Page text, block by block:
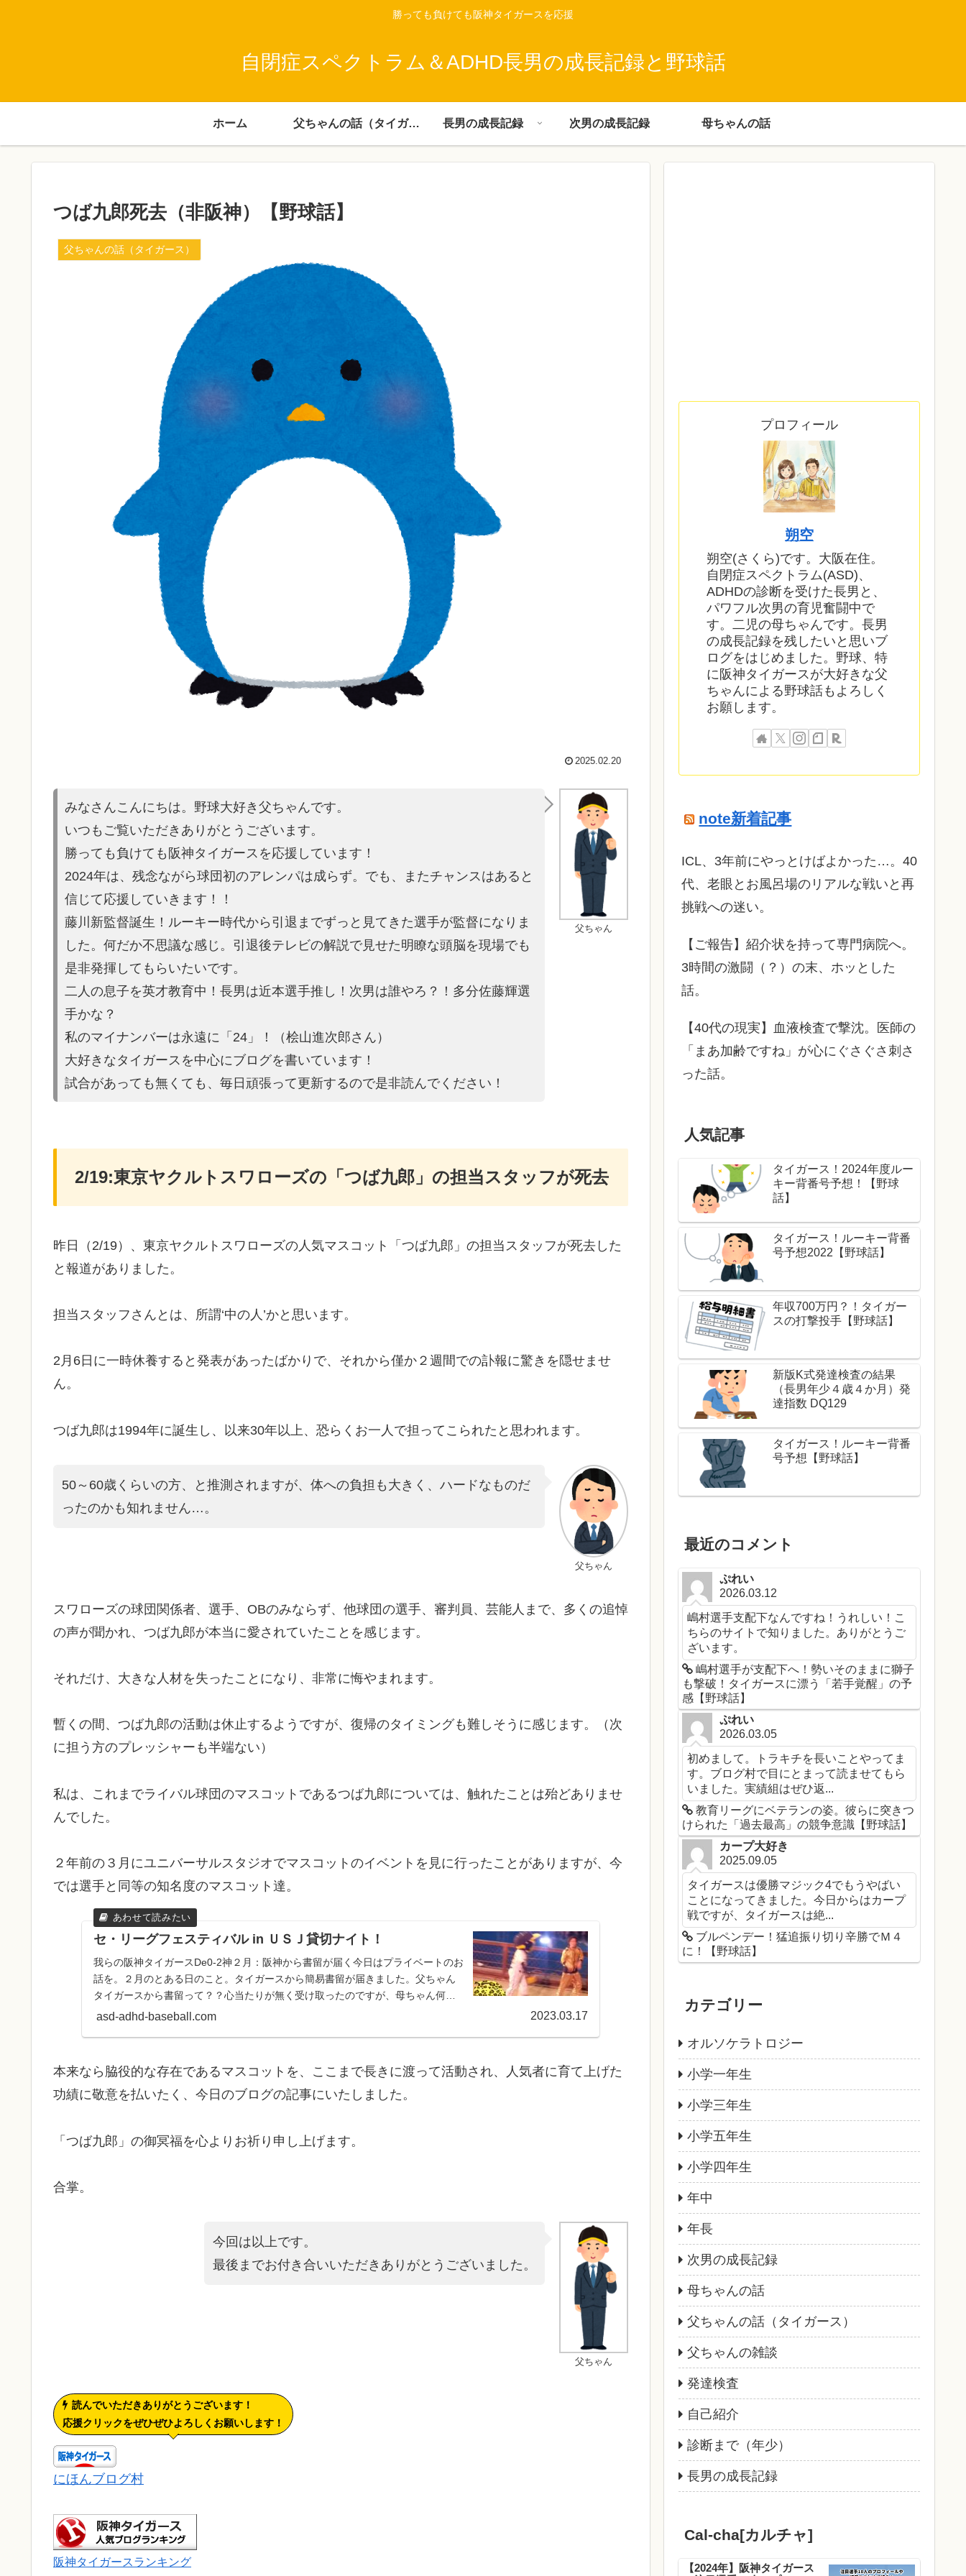
勝っても負けても阪神タイガースを応援
自閉症スペクトラム＆ADHD長男の成長記録と野球話
ホーム 父ちゃんの話（タイガース） 長男の成長記録 次男の成長記録 母ちゃんの話
つば九郎死去（非阪神）【野球話】
父ちゃんの話（タイガース）
2025.02.20
父ちゃん
みなさんこんにちは。野球大好き父ちゃんです。
いつもご覧いただきありがとうございます。
勝っても負けても阪神タイガースを応援しています！
2024年は、残念ながら球団初のアレンパは成らず。でも、またチャンスはあると
信じて応援していきます！！
藤川新監督誕生！ルーキー時代から引退までずっと見てきた選手が監督になりま
した。何だか不思議な感じ。引退後テレビの解説で見せた明瞭な頭脳を現場でも
是非発揮してもらいたいです。
二人の息子を英才教育中！長男は近本選手推し！次男は誰やろ？！多分佐藤輝選
手かな？
私のマイナンバーは永遠に「24」！（桧山進次郎さん）
大好きなタイガースを中心にブログを書いています！
試合があって も無くても、毎日頑張って更新するので是非読んでください！
2/19:東京ヤクルトスワローズの「つば九郎」の担当スタッフが死去
昨日（2/19）、東京ヤクルトスワローズの人気マスコット「つば九郎」の担当スタッフが死去した
と報道がありました。
担当スタッフさんとは、所謂‘中の人’かと思います。
2月6日に一時休養すると発表があったばかりで、それから僅か２週間での訃報に驚きを隠せませ
ん。
つば九郎は1994年に誕生し、以来30年以上、恐らくお一人で担ってこられたと思われます。
父ちゃん
50～60歳くらいの方、と推測されますが、体への負担も大きく、ハードなものだ
ったのかも知れません…。
スワローズの球団関係者、選手、OBのみならず、他球団の選手、審判員、芸能人まで、多くの追悼
の声が聞かれ、つば九郎が本当に愛されていたことを感じます。
それだけ、大きな人材を失ったことになり、非常に悔やまれます。
暫くの間、つば九郎の活動は休止するようですが、復帰のタイミングも難しそうに感じます。（次
に担う方のプレッシャーも半端ない）
私は、これまでライバル球団のマスコットであるつば九郎については、触れたことは殆どありませ
んでした。
２年前の３月にユニバーサルスタジオでマスコットのイベントを見に行ったことがありますが、今
では選手と同等の知名度のマスコット達。
セ・リーグフェスティバル in ＵＳＪ貸切ナイト！
我らの阪神タイガースDe0-2神２月：阪神から書留が届く今日はプライベートのお
話を。２月のとある日のこと。タイガースから簡易書留が届きました。父ちゃん
タイガースから書留って？？心当たりが無く受け取ったのですが、母ちゃん何で
阪神から書留なん？...
asd-adhd-baseball.com 2023.03.17
本来なら脇役的な存在であるマスコットを、ここまで長きに渡って活動され、人気者に育て上げた
功績に敬意を払いたく、今日のブログの記事にいたしました。
「つば九郎」の御冥福を心よりお祈り申し上げます。
合掌。
父ちゃん
今回は以上です。
最後までお付き合いいただきありがとうございました。
読んでいただきありがとうございます！
応援クリックをぜひぜひよろしくお願いします！
にほんブログ村
阪神タイガースランキング
プロフィール
朔空
朔空(さくら)です。大阪在住。
自閉症スペクトラム(ASD)、
ADHDの診断を受けた長男と、
パワフル次男の育児奮闘中で
す。二児の母ちゃんです。長男
の成長記録を残したいと思いブ
ログをはじめました。野球、特
に阪神タイガースが大好きな父
ちゃんによる野球話もよろしく
お願します。
note新着記事
ICL、3年前にやっとけばよかった…。40
代、老眼とお風呂場のリアルな戦いと再
挑戦への迷い。
​【ご報告】紹介状を持って専門病院へ。
3時間の激闘（？）の末、ホッとした
話。
【40代の現実】血液検査で撃沈。医師の
「まあ加齢ですね」が心にぐさぐさ刺さ
った話。
人気記事
タイガース！2024年度ルー
キー背番号予想！【野球
話】
タイガース！ルーキー背番
号予想2022【野球話】
年収700万円？！タイガー
スの打撃投手【野球話】
新版K式発達検査の結果
（長男年少４歳４か月）発
達指数 DQ129
タイガース！ルーキー背番
号予想【野球話】
最近のコメント
ぷれい
2026.03.12
嶋村選手支配下なんですね！うれしい！こ
ちらのサイトで知りました。ありがとうご
ざいます。
嶋村選手が支配下へ！勢いそのままに獅子
も撃破！タイガースに漂う「若手覚醒」の予
感【野球話】
ぷれい
2026.03.05
初めまして。トラキチを長いことやってま
す。ブログ村で目にとまって読ませてもら
いました。実績組はぜひ返...
教育リーグにベテランの姿。彼らに突きつ
けられた「過去最高」の競争意識【野球話】
カープ大好き
2025.09.05
タイガースは優勝マジック4でもうやばい
ことになってきました。今日からはカープ
戦ですが、タイガースは絶...
ブルペンデー！猛追振り切り辛勝でＭ４
に！【野球話】
カテゴリー
オルソケラトロジー
小学一年生
小学三年生
小学五年生
小学四年生
年中
年長
次男の成長記録
母ちゃんの話
父ちゃんの話（タイガース）
父ちゃんの雑談
発達検査
自己紹介
診断まで（年少）
長男の成長記録
Cal-cha[カルチャ]
【2024年】阪神タイガース